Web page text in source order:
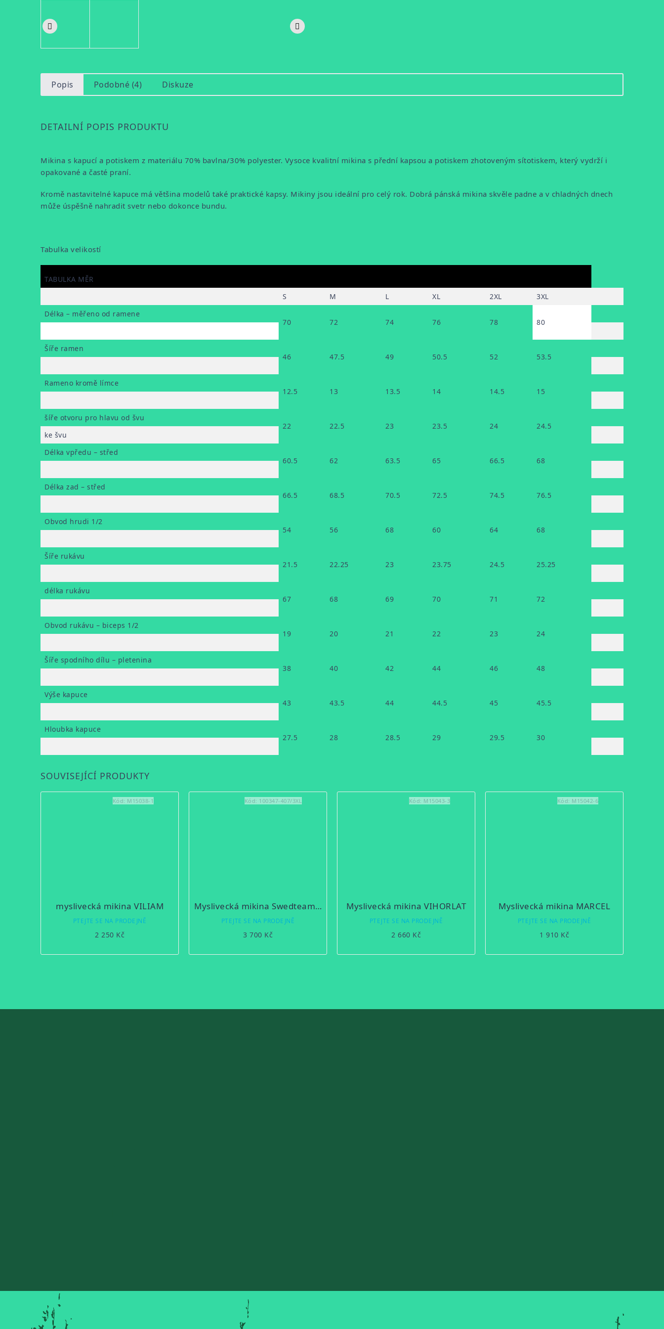
Popis Podobné (4) Diskuze
DETAILNÍ POPIS PRODUKTU
Mikina s kapucí a potiskem z materiálu 70% bavlna/30% polyester. Vysoce kvalitní mikina s přední kapsou a potiskem zhotoveným sítotiskem, který vydrží i
opakované a časté praní.
Kromě nastavitelné kapuce má většina modelů také praktické kapsy. Mikiny jsou ideální pro celý rok. Dobrá pánská mikina skvěle padne a v chladných dnech
může úspěšně nahradit svetr nebo dokonce bundu.
Tabulka velikostí
TABULKA MĚR
S
M L XL 2XL
3XL
Délka – měřeno od ramene
70
72 74 76 78 80
Šíře ramen
46
47.5 49 50.5 52 53.5
Rameno kromě límce
12.5
13 13.5 14 14.5 15
šíře otvoru pro hlavu od švu
22
22.5 23 23.5 24
24.5
ke švu
Délka vpředu – střed
60.5
62 63.5 65 66.5 68
Délka zad – střed
66.5
68.5 70.5 72.5 74.5 76.5
Obvod hrudi 1/2
54
56 68 60 64 68
Šíře rukávu
21.5
22.25 23 23.75 24.5 25.25
délka rukávu
67
68 69 70 71 72
Obvod rukávu – biceps 1/2
19
20 21 22 23 24
Šíře spodního dílu – pletenina
38
40 42 44 46 48
Výše kapuce
43
43.5 44 44.5 45 45.5
Hloubka kapuce
27.5
28 28.5 29 29.5 30
SOUVISEJÍCÍ PRODUKTY
myslivecká mikina VILIAM
PTEJTE SE NA PRODEJNĚ
2 250 Kč
Kód: M15038-1
Myslivecká mikina Swedteam Ultra Pile
PTEJTE SE NA PRODEJNĚ
3 700 Kč
Kód: 100347-407/3XL
Myslivecká mikina VIHORLAT
PTEJTE SE NA PRODEJNĚ
2 660 Kč
Kód: M15043-3
Myslivecká mikina MARCEL
PTEJTE SE NA PRODEJNĚ
1 910 Kč
Kód: M15042-6